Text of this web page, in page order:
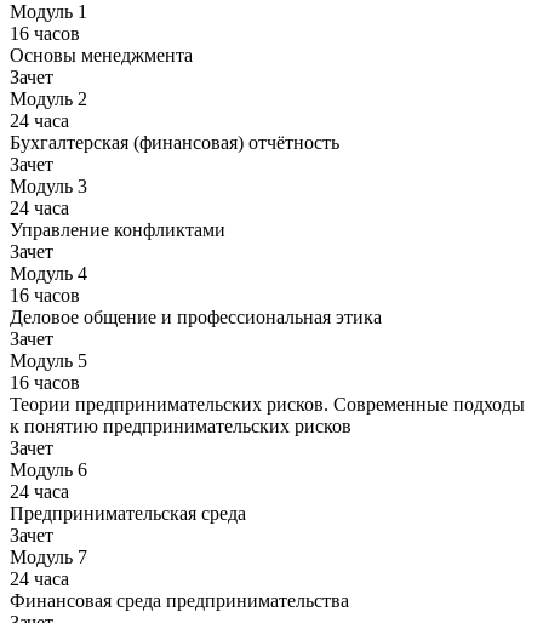
Модуль 1
16 часов
Основы менеджмента
Зачет
Модуль 2
24 часа
Бухгалтерская (финансовая) отчётность
Зачет
Модуль 3
24 часа
Управление конфликтами
Зачет
Модуль 4
16 часов
Деловое общение и профессиональная этика
Зачет
Модуль 5
16 часов
Теории предпринимательских рисков. Современные подходы
к понятию предпринимательских рисков
Зачет
Модуль 6
24 часа
Предпринимательская среда
Зачет
Модуль 7
24 часа
Финансовая среда предпринимательства